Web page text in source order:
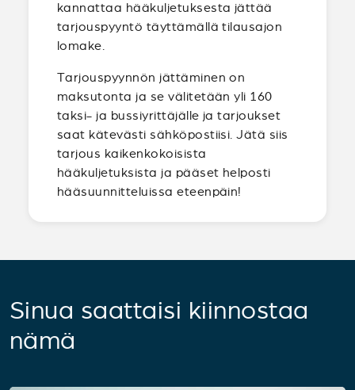
kannattaa hääkuljetuksesta jättää
tarjouspyyntö täyttämällä tilausajon
lomake.
Tarjouspyynnön jättäminen on
maksutonta ja se välitetään yli 160
taksi- ja bussiyrittäjälle ja tarjoukset
saat kätevästi sähköpostiisi. Jätä siis
tarjous kaikenkokoisista
hääkuljetuksista ja pääset helposti
hääsuunnitteluissa eteenpäin!
Sinua saattaisi kiinnostaa
nämä